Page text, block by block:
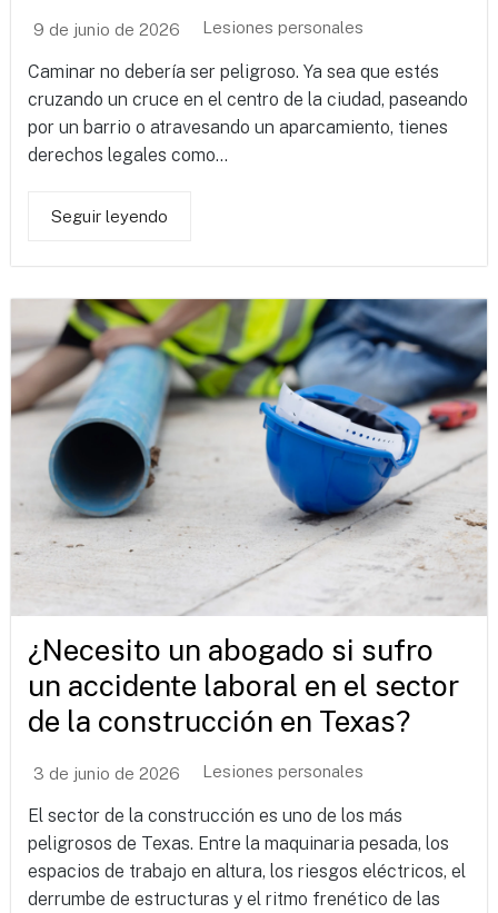
9 de junio de 2026 Lesiones personales
Caminar no debería ser peligroso. Ya sea que estés
cruzando un cruce en el centro de la ciudad, paseando
por un barrio o atravesando un aparcamiento, tienes
derechos legales como...
Seguir leyendo
¿Necesito un abogado si sufro
un accidente laboral en el sector
de la construcción en Texas?
3 de junio de 2026 Lesiones personales
El sector de la construcción es uno de los más
peligrosos de Texas. Entre la maquinaria pesada, los
espacios de trabajo en altura, los riesgos eléctricos, el
derrumbe de estructuras y el ritmo frenético de las